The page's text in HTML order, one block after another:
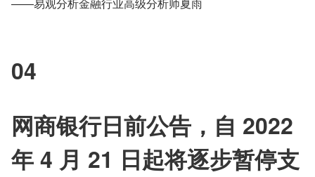
04
网商银行日前公告，自 2022
年 4 月 21 日起将逐步暂停支